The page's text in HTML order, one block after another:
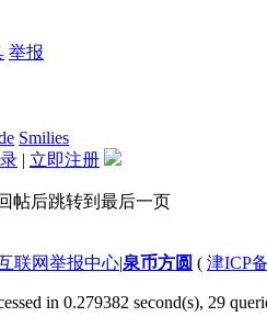
举报
Smilies
| 立即注册
帖后跳转到最后一页
联网举报中心|泉币方圆 ( 津ICP
in 0.279382 second(s), 29